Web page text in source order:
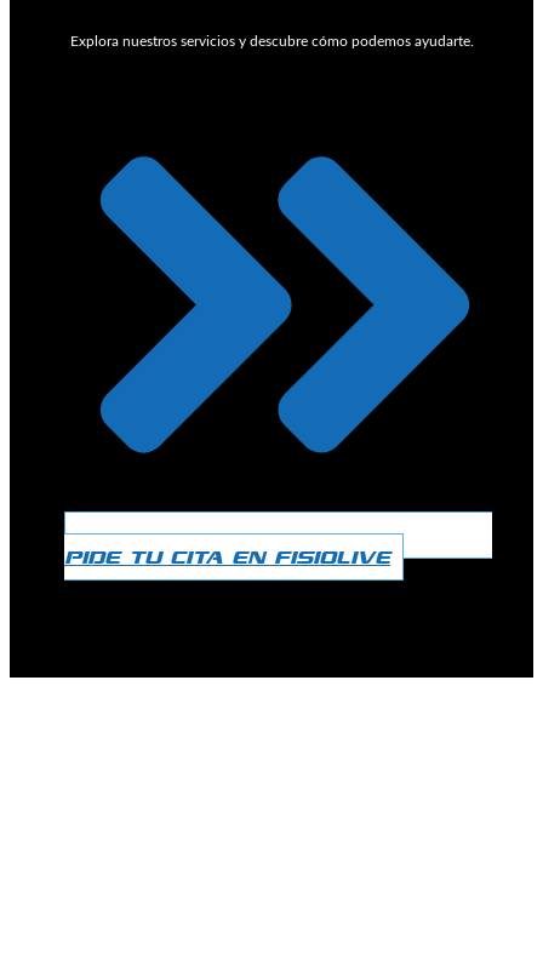
Explora nuestros servicios y descubre cómo podemos ayudarte.
PIDE TU CITA EN FISIOLIVE